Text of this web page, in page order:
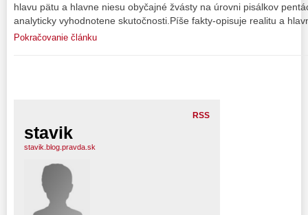
hlavu pätu a hlavne niesu obyčajné žvásty na úrovni pisálkov
analyticky vyhodnotene skutočnosti.Píše fakty-opisuje realitu a
Pokračovanie článku
RSS
stavik
stavik.blog.pravda.sk